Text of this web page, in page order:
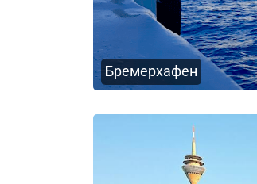
Бремерхафен